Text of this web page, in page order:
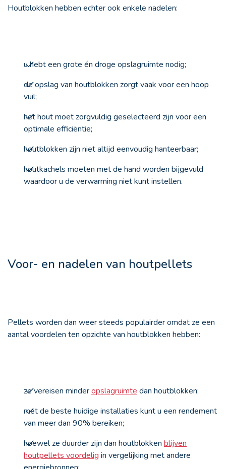
Houtblokken hebben echter ook enkele nadelen:
u hebt een grote én droge opslagruimte nodig;
de opslag van houtblokken zorgt vaak voor een hoop
vuil;
het hout moet zorgvuldig geselecteerd zijn voor een
optimale efficiëntie;
houtblokken zijn niet altijd eenvoudig hanteerbaar;
houtkachels moeten met de hand worden bijgevuld
waardoor u de verwarming niet kunt instellen.
Voor- en nadelen van houtpellets
Pellets worden dan weer steeds populairder omdat ze een
aantal voordelen ten opzichte van houtblokken hebben:
ze vereisen minderopslagruimte dan houtblokken;
met de beste huidige installaties kunt u een rendement
van meer dan 90% bereiken;
hoewel ze duurder zijn dan houtblokken blijven
houtpellets voordelig in vergelijking met andere